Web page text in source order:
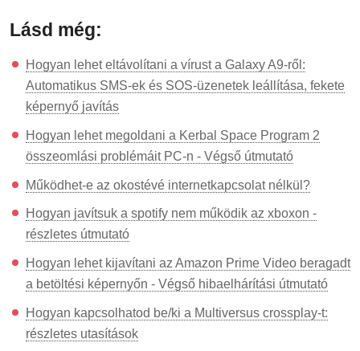
Lásd még:
Hogyan lehet eltávolítani a vírust a Galaxy A9-ről:
Automatikus SMS-ek és SOS-üzenetek leállítása, fekete
képernyő javítás
Hogyan lehet megoldani a Kerbal Space Program 2
összeomlási problémáit PC-n - Végső útmutató
Működhet-e az okostévé internetkapcsolat nélkül?
Hogyan javítsuk a spotify nem működik az xboxon -
részletes útmutató
Hogyan lehet kijavítani az Amazon Prime Video beragadt
a betöltési képernyőn - Végső hibaelhárítási útmutató
Hogyan kapcsolhatod be/ki a Multiversus crossplay-t:
részletes utasítások